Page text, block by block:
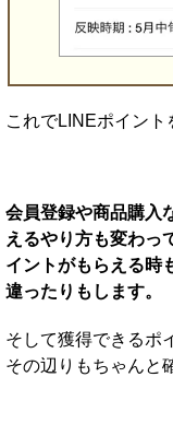
これでLINEポイント
会員登録や商品購入
えるやり方も変わっ
イントがもらえる時
違ったりもします。
そして獲得できるポ
その辺りもちゃんと